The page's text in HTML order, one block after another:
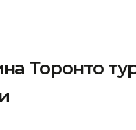
Торонто